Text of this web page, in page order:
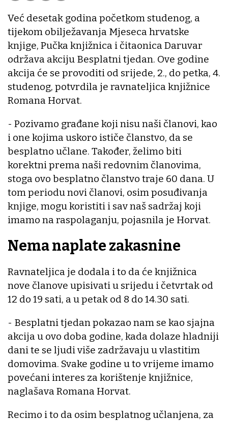
Već desetak godina početkom studenog, a
tijekom obilježavanja Mjeseca hrvatske
knjige, Pučka knjižnica i čitaonica Daruvar
održava akciju Besplatni tjedan. Ove godine
akcija će se provoditi od srijede, 2., do petka, 4.
studenog, potvrdila je ravnateljica knjižnice
Romana Horvat.
- Pozivamo građane koji nisu naši članovi, kao
i one kojima uskoro ističe članstvo, da se
besplatno učlane. Također, želimo biti
korektni prema naši redovnim članovima,
stoga ovo besplatno članstvo traje 60 dana. U
tom periodu novi članovi, osim posuđivanja
knjige, mogu koristiti i sav naš sadržaj koji
imamo na raspolaganju, pojasnila je Horvat.
Nema naplate zakasnine
Ravnateljica je dodala i to da će knjižnica
nove članove upisivati u srijedu i četvrtak od
12 do 19 sati, a u petak od 8 do 14.30 sati.
- Besplatni tjedan pokazao nam se kao sjajna
akcija u ovo doba godine, kada dolaze hladniji
dani te se ljudi više zadržavaju u vlastitim
domovima. Svake godine u to vrijeme imamo
povećani interes za korištenje knjižnice,
naglašava Romana Horvat.
Recimo i to da osim besplatnog učlanjena, za